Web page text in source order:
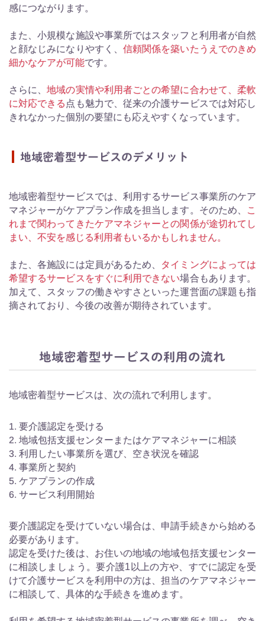
感につながります。
また、小規模な施設や事業所ではスタッフと利用者が自然
と顔なじみになりやすく、 信頼関係を築いたうえでのきめ
細かなケアが可能です。
さらに、地域の実情や利用者ごとの希望に合わせて、柔軟
に対応できる 点も魅力で、従来の介護サービスでは対応し
きれなかった個別の要望にも応えやすくなっています。
地域密着型サービスのデメリット
地域密着型サービスでは、利用するサービス事業所のケア
マネジャーがケアプラン作成を担当します。そのため、
こ
れまで関わってきたケアマネジャーとの関係が途切れてし
まい、不安を感じる利用者もいるかもしれません。
また、各施設には定員があるため、
タイミングによっては
希望するサービスをすぐに利用できない場合もあります。
加えて、スタッフの働きやすさといった運営面の課題も指
摘されており、今後の改善が期待されています。
地域密着型サービスの利用の流れ
地域密着型サービスは、次の流れで利用します。
要介護認定を受ける
地域包括支援センターまたはケアマネジャーに相談
利用したい事業所を選び、空き状況を確認
事業所と契約
ケアプランの作成
サービス利用開始
要介護認定を受けていない場合は、申請手続きから始める
必要があります。
認定を受けた後は、お住いの地域の地域包括支援センター
に相談しましょう。要介護1以上の方や、すでに認定を受
けて介護サービスを利用中の方は、担当のケアマネジャー
に相談して、具体的な手続きを進めます。